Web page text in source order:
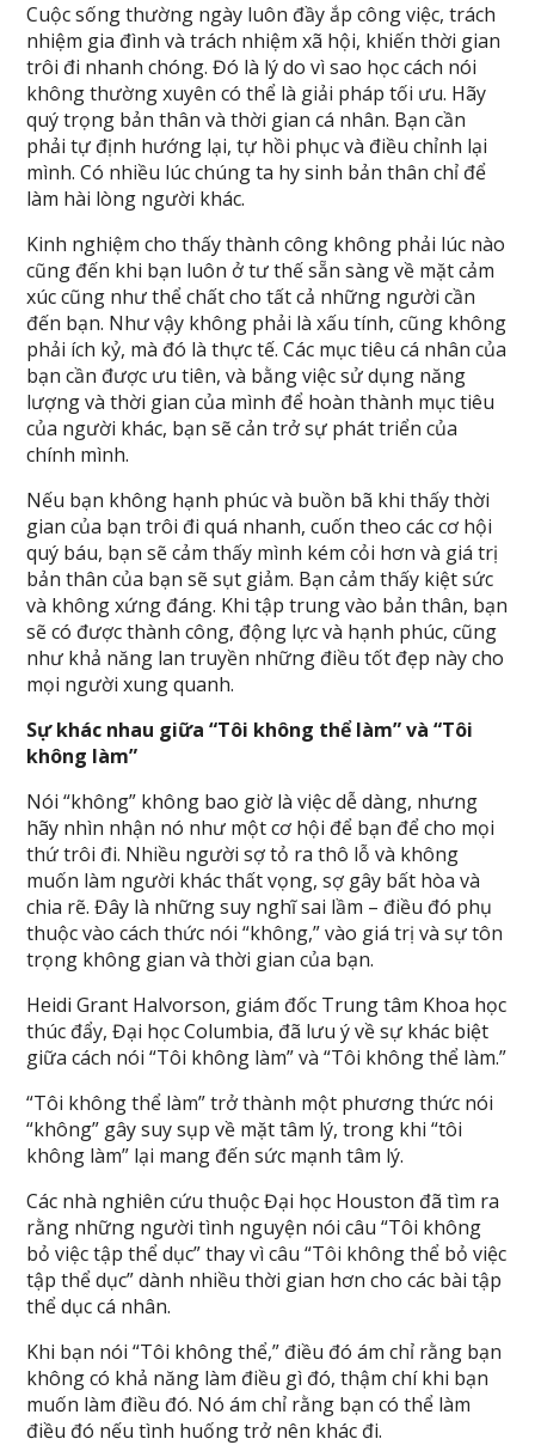
Cuộc sống thường ngày luôn đầy ắp công việc, trách
nhiệm gia đình và trách nhiệm xã hội, khiến thời gian
trôi đi nhanh chóng. Đó là lý do vì sao học cách nói
không thường xuyên có thể là giải pháp tối ưu. Hãy
quý trọng bản thân và thời gian cá nhân. Bạn cần
phải tự định hướng lại, tự hồi phục và điều chỉnh lại
mình. Có nhiều lúc chúng ta hy sinh bản thân chỉ để
làm hài lòng người khác.
Kinh nghiệm cho thấy thành công không phải lúc nào
cũng đến khi bạn luôn ở tư thế sẵn sàng về mặt cảm
xúc cũng như thể chất cho tất cả những người cần
đến bạn. Như vậy không phải là xấu tính, cũng không
phải ích kỷ, mà đó là thực tế. Các mục tiêu cá nhân của
bạn cần được ưu tiên, và bằng việc sử dụng năng
lượng và thời gian của mình để hoàn thành mục tiêu
của người khác, bạn sẽ cản trở sự phát triển của
chính mình.
Nếu bạn không hạnh phúc và buồn bã khi thấy thời
gian của bạn trôi đi quá nhanh, cuốn theo các cơ hội
quý báu, bạn sẽ cảm thấy mình kém cỏi hơn và giá trị
bản thân của bạn sẽ sụt giảm. Bạn cảm thấy kiệt sức
và không xứng đáng. Khi tập trung vào bản thân, bạn
sẽ có được thành công, động lực và hạnh phúc, cũng
như khả năng lan truyền những điều tốt đẹp này cho
mọi người xung quanh.
Sự khác nhau giữa “Tôi không thể làm” và “Tôi
không làm”
Nói “không” không bao giờ là việc dễ dàng, nhưng
hãy nhìn nhận nó như một cơ hội để bạn để cho mọi
thứ trôi đi. Nhiều người sợ tỏ ra thô lỗ và không
muốn làm người khác thất vọng, sợ gây bất hòa và
chia rẽ. Đây là những suy nghĩ sai lầm – điều đó phụ
thuộc vào cách thức nói “không,” vào giá trị và sự tôn
trọng không gian và thời gian của bạn.
Heidi Grant Halvorson, giám đốc Trung tâm Khoa học
thúc đẩy, Đại học Columbia, đã lưu ý về sự khác biệt
giữa cách nói “Tôi không làm” và “Tôi không thể làm.”
“Tôi không thể làm” trở thành một phương thức nói
“không” gây suy sụp về mặt tâm lý, trong khi “tôi
không làm” lại mang đến sức mạnh tâm lý.
Các nhà nghiên cứu thuộc Đại học Houston đã tìm ra
rằng những người tình nguyện nói câu “Tôi không
bỏ việc tập thể dục” thay vì câu “Tôi không thể bỏ việc
tập thể dục” dành nhiều thời gian hơn cho các bài tập
thể dục cá nhân.
Khi bạn nói “Tôi không thể,” điều đó ám chỉ rằng bạn
không có khả năng làm điều gì đó, thậm chí khi bạn
muốn làm điều đó. Nó ám chỉ rằng bạn có thể làm
điều đó nếu tình huống trở nên khác đi.